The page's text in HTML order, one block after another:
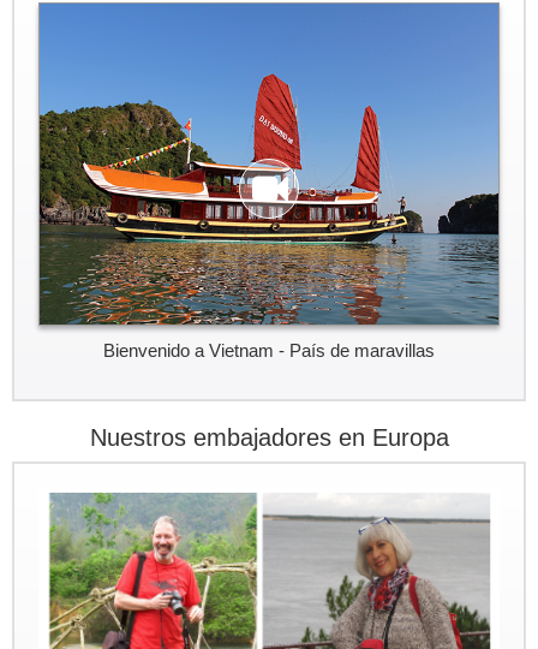
Bienvenido a Vietnam - País de maravillas
Nuestros embajadores en Europa